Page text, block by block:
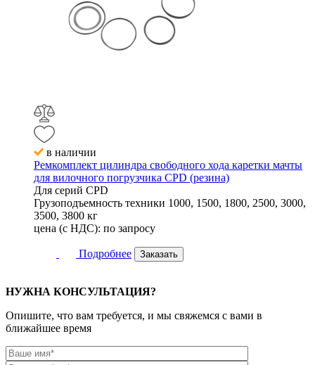
в наличии
Ремкомплект цилиндра свободного хода каретки мачты
для вилочного погрузчика CPD (резина)
Для серий CPD
Грузоподъемность техники 1000, 1500, 1800, 2500, 3000,
3500, 3800 кг
цена (с НДС): по запросу
Подробнее Заказать
НУЖНА КОНСУЛЬТАЦИЯ?
Опишите, что вам требуется, и мы свяжемся с вами в
ближайшее время